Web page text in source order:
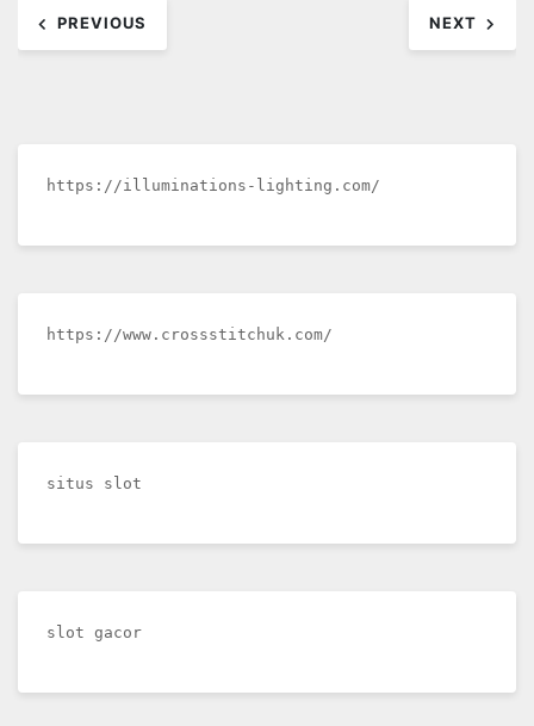
navigation
PREVIOUS NEXT
https://illuminations-lighting.com/
https://www.crossstitchuk.com/
situs slot
slot gacor